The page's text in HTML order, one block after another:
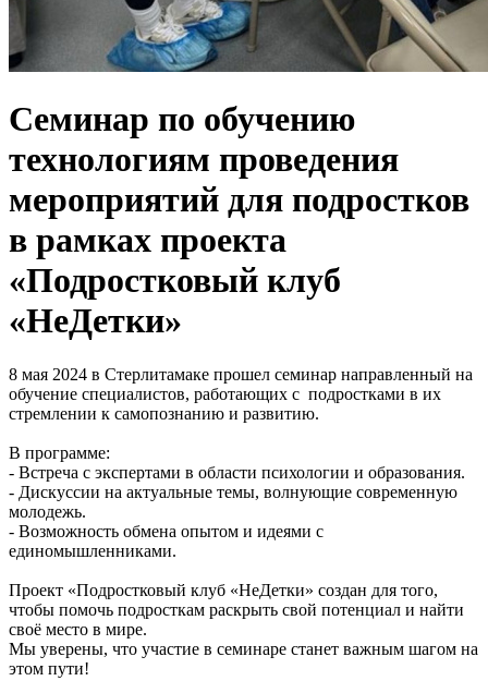
Семинар по обучению
технологиям проведения
мероприятий для подростков
в рамках проекта
«Подростковый клуб
«НеДетки»
8 мая 2024 в Стерлитамаке прошел семинар направленный на
обучение специалистов, работающих с подростками в их
стремлении к самопознанию и развитию.
В программе:
- Встреча с экспертами в области психологии и образования.
- Дискуссии на актуальные темы, волнующие современную
молодежь.
- Возможность обмена опытом и идеями с
единомышленниками.
Проект «Подростковый клуб «НеДетки» создан для того,
чтобы помочь подросткам раскрыть свой потенциал и найти
своё место в мире.
Мы уверены, что участие в семинаре станет важным шагом на
этом пути!